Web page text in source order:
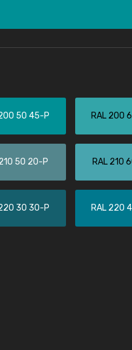
50 45-P RAL 200
50 20-P RAL 210
30 30-P RAL 220